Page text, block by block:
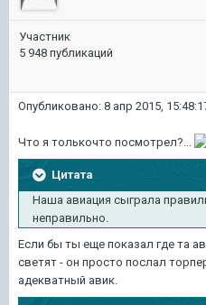
Участник
5 948 публикаций
Опубликовано: 8 апр 2015,
Что я толькочто посмотрел?...
Цитата
Наша авиация сыграла
неправильно.
Если бы ты еще показал где та
светят - он просто послал
адекватный авик.